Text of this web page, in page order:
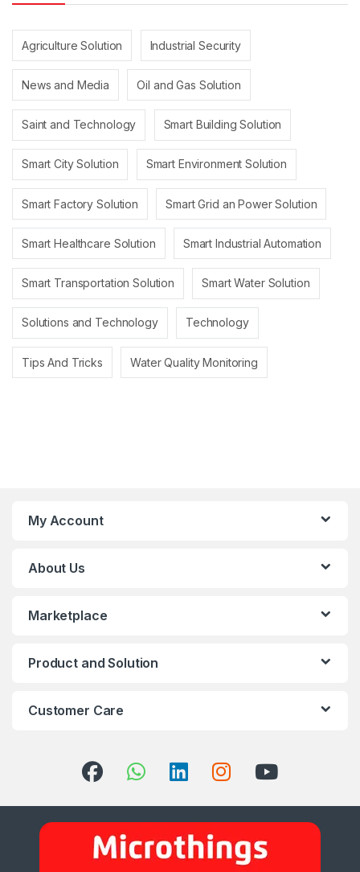
Agriculture Solution Industrial Security
News and Media Oil and Gas Solution
Saint and Technology Smart Building Solution
Smart City Solution Smart Environment Solution
Smart Factory Solution Smart Grid an Power Solution
Smart Healthcare Solution Smart Industrial Automation
Smart Transportation Solution Smart Water Solution
Solutions and Technology Technology
Tips And Tricks Water Quality Monitoring
My Account
About Us
Marketplace
Product and Solution
Customer Care